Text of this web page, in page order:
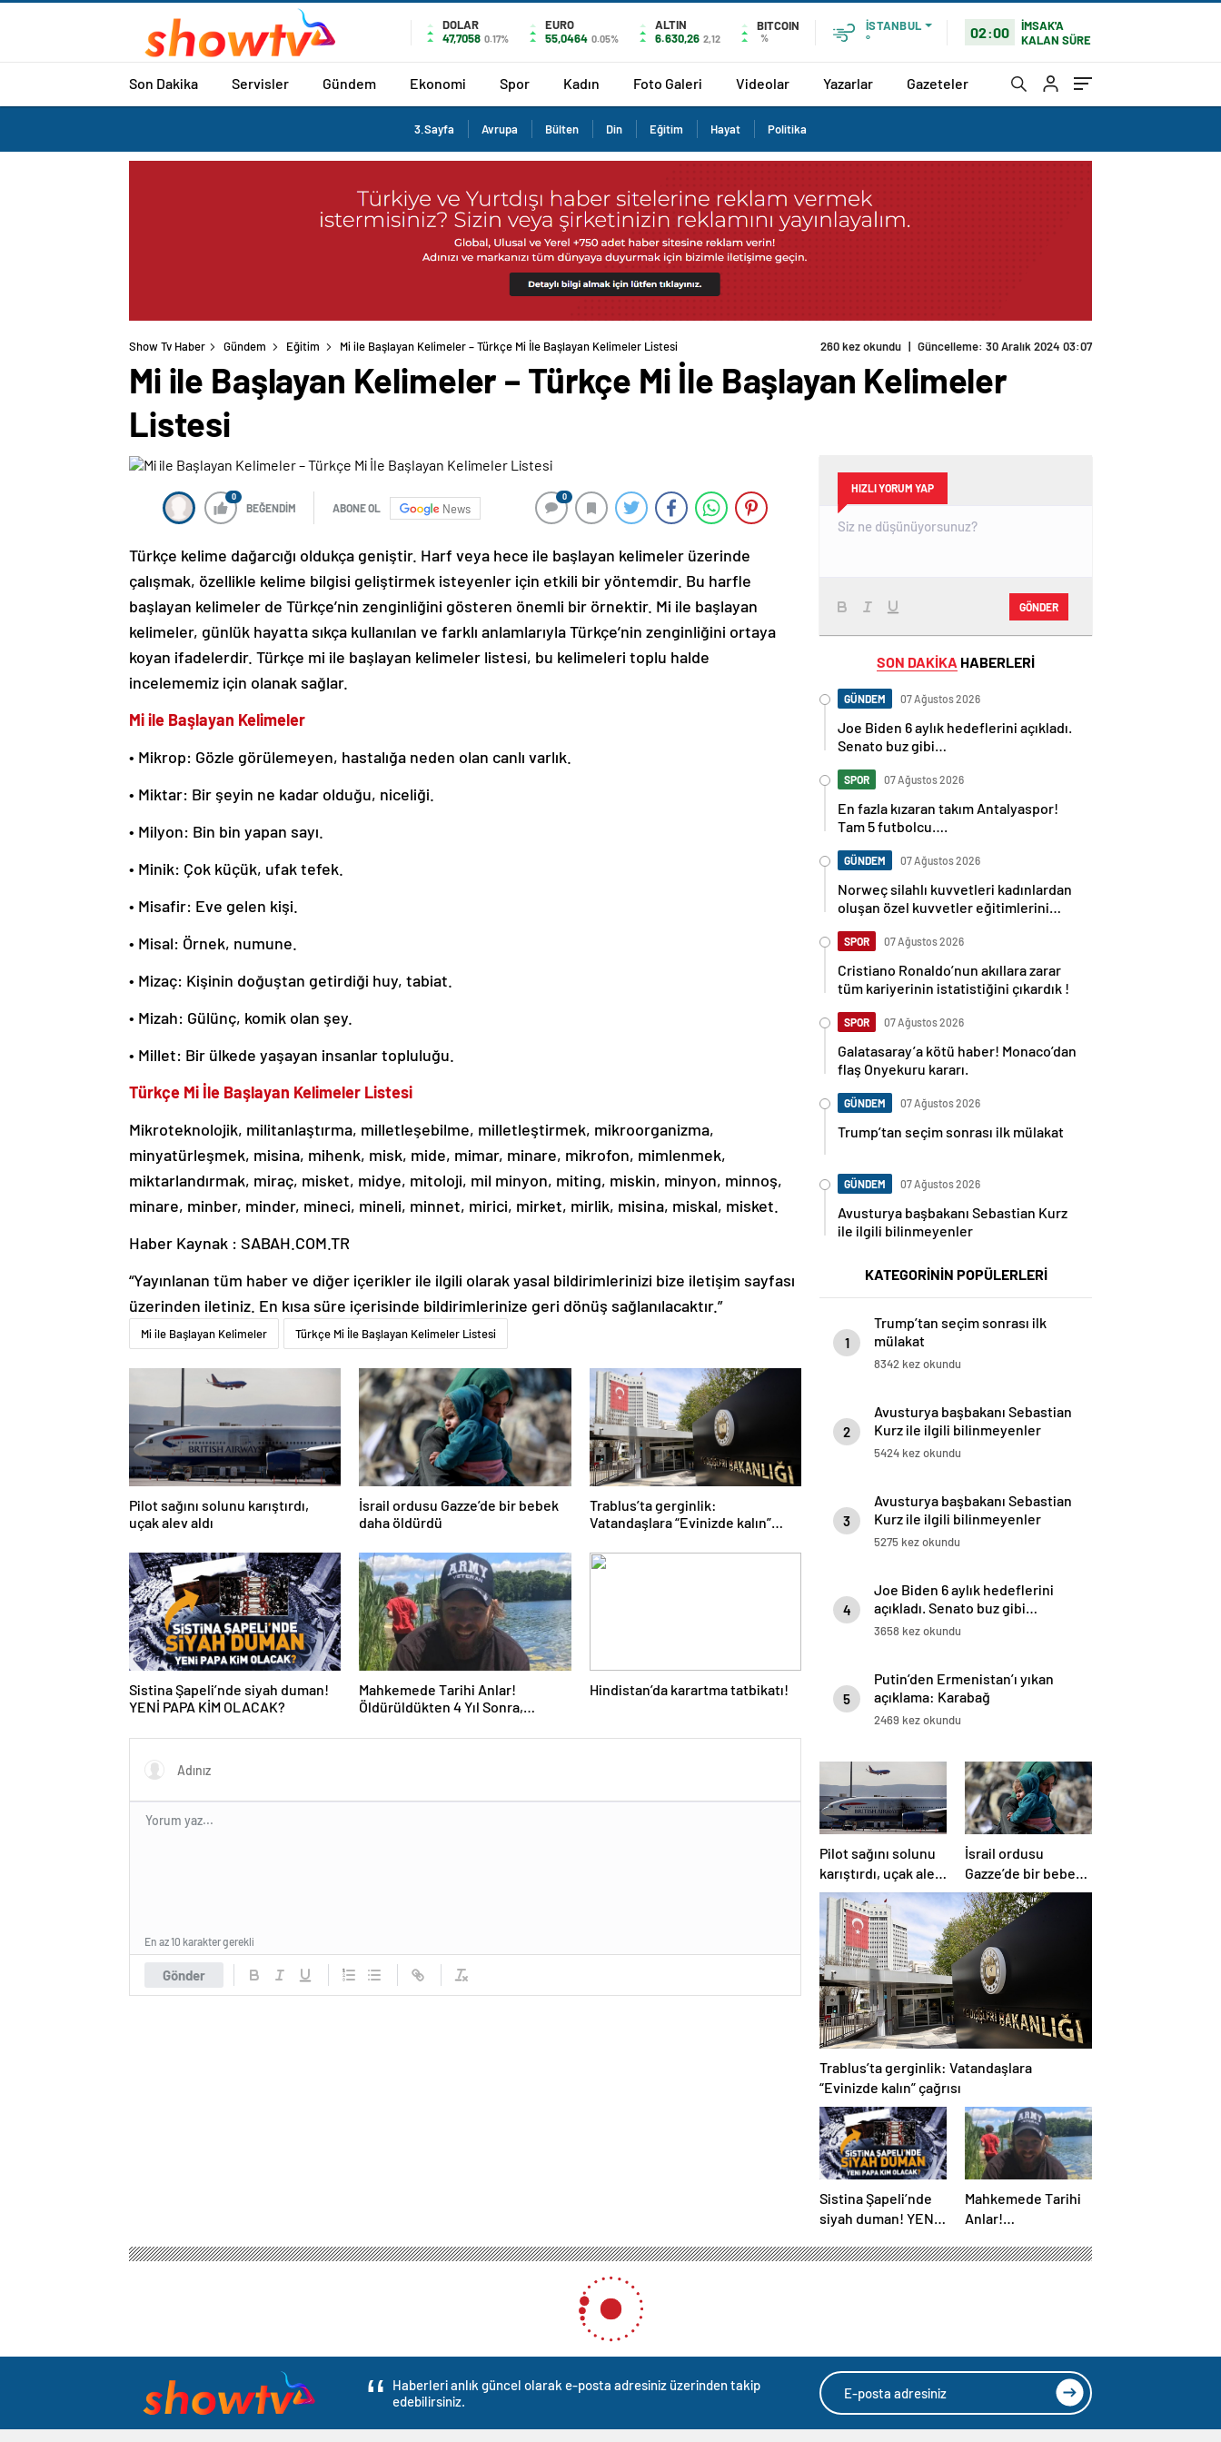
DOLAR
47,7058 0.17%
EURO
55,0464 0.05%
ALTIN
6.630,26 2,12
BITCOIN
%
İSTANBUL
°
02:00
İMSAK'A
KALAN SÜRE
Son Dakika Servisler Gündem Ekonomi Spor Kadın Foto Galeri Videolar Yazarlar Gazeteler
3.Sayfa Avrupa Bülten Din Eğitim Hayat Politika
Show Tv Haber Gündem Eğitim Mi ile Başlayan Kelimeler – Türkçe Mi İle Başlayan Kelimeler Listesi 260 kez okundu | Güncelleme: 30 Aralık 2024 03:07
Mi ile Başlayan Kelimeler – Türkçe Mi İle Başlayan Kelimeler
Listesi
0
BEĞENDİM ABONE OL News
0
Türkçe kelime dağarcığı oldukça geniştir. Harf veya hece ile başlayan kelimeler üzerinde
çalışmak, özellikle kelime bilgisi geliştirmek isteyenler için etkili bir yöntemdir. Bu harfle
başlayan kelimeler de Türkçe’nin zenginliğini gösteren önemli bir örnektir. Mi ile başlayan
kelimeler, günlük hayatta sıkça kullanılan ve farklı anlamlarıyla Türkçe’nin zenginliğini ortaya
koyan ifadelerdir. Türkçe mi ile başlayan kelimeler listesi, bu kelimeleri toplu halde
incelememiz için olanak sağlar.
Mi ile Başlayan Kelimeler
• Mikrop: Gözle görülemeyen, hastalığa neden olan canlı varlık.
• Miktar: Bir şeyin ne kadar olduğu, niceliği.
• Milyon: Bin bin yapan sayı.
• Minik: Çok küçük, ufak tefek.
• Misafir: Eve gelen kişi.
• Misal: Örnek, numune.
• Mizaç: Kişinin doğuştan getirdiği huy, tabiat.
• Mizah: Gülünç, komik olan şey.
• Millet: Bir ülkede yaşayan insanlar topluluğu.
Türkçe Mi İle Başlayan Kelimeler Listesi
Mikroteknolojik, militanlaştırma, milletleşebilme, milletleştirmek, mikroorganizma,
minyatürleşmek, misina, mihenk, misk, mide, mimar, minare, mikrofon, mimlenmek,
miktarlandırmak, miraç, misket, midye, mitoloji, mil minyon, miting, miskin, minyon, minnoş,
minare, minber, minder, mineci, mineli, minnet, mirici, mirket, mirlik, misina, miskal, misket.
Haber Kaynak : SABAH.COM.TR
“Yayınlanan tüm haber ve diğer içerikler ile ilgili olarak yasal bildirimlerinizi bize iletişim sayfası
üzerinden iletiniz. En kısa süre içerisinde bildirimlerinize geri dönüş sağlanılacaktır.”
Mi ile Başlayan Kelimeler Türkçe Mi İle Başlayan Kelimeler Listesi
Pilot sağını solunu karıştırdı,
uçak alev aldı
İsrail ordusu Gazze’de bir bebek
daha öldürdü
Trablus’ta gerginlik:
Vatandaşlara “Evinizde kalın”
Sistina Şapeli’nde siyah duman!
YENİ PAPA KİM OLACAK?
Mahkemede Tarihi Anlar!
Öldürüldükten 4 Yıl Sonra,
Hindistan’da karartma tatbikatı!
Gönder
En az 10 karakter gerekli
HIZLI YORUM YAP
GÖNDER
SON DAKİKA HABERLERİ
GÜNDEM 07 Ağustos 2026
Joe Biden 6 aylık hedeflerini açıkladı.
Senato buz gibi…
SPOR 07 Ağustos 2026
En fazla kızaran takım Antalyaspor!
Tam 5 futbolcu….
GÜNDEM 07 Ağustos 2026
Norweç silahlı kuvvetleri kadınlardan
oluşan özel kuvvetler eğitimlerini
SPOR 07 Ağustos 2026
Cristiano Ronaldo’nun akıllara zarar
tüm kariyerinin istatistiğini çıkardık !
SPOR 07 Ağustos 2026
Galatasaray’a kötü haber! Monaco’dan
flaş Onyekuru kararı.
GÜNDEM 07 Ağustos 2026
Trump’tan seçim sonrası ilk mülakat
GÜNDEM 07 Ağustos 2026
Avusturya başbakanı Sebastian Kurz
ile ilgili bilinmeyenler
KATEGORİNİN POPÜLERLERİ
1
Trump’tan seçim sonrası ilk
mülakat
8342 kez okundu
2
Avusturya başbakanı Sebastian
Kurz ile ilgili bilinmeyenler
5424 kez okundu
3
Avusturya başbakanı Sebastian
Kurz ile ilgili bilinmeyenler
5275 kez okundu
4
Joe Biden 6 aylık hedeflerini
açıkladı. Senato buz gibi…
3658 kez okundu
5
Putin’den Ermenistan’ı yıkan
açıklama: Karabağ
Azerbaycan’ın ayrılmaz bir
2469 kez okundu
Pilot sağını solunu
karıştırdı, uçak alev
aldı
İsrail ordusu
Gazze’de bir bebek
daha öldürdü
Trablus’ta gerginlik: Vatandaşlara
“Evinizde kalın” çağrısı
Sistina Şapeli’nde
siyah duman! YENİ
Mahkemede Tarihi
Anlar!
Sonra, Katiline
Haberleri anlık güncel olarak e-posta adresiniz üzerinden takip
edebilirsiniz.